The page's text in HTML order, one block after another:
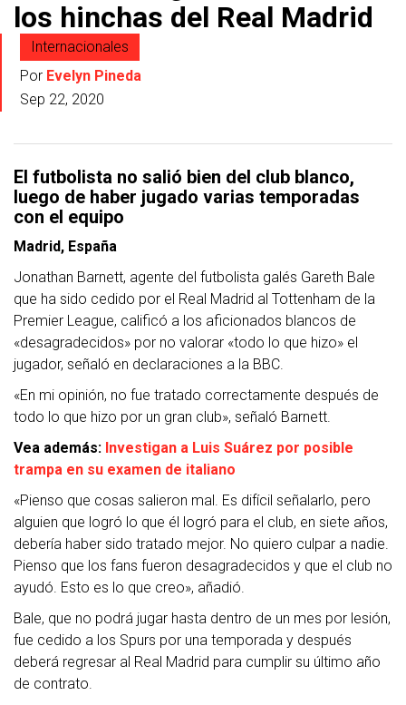
los hinchas del Real Madrid
Internacionales
Por Evelyn Pineda
Sep 22, 2020
El futbolista no salió bien del club blanco,
luego de haber jugado varias temporadas
con el equipo
Madrid, España
Jonathan Barnett, agente del futbolista galés Gareth Bale
que ha sido cedido por el Real Madrid al Tottenham de la
Premier League, calificó a los aficionados blancos de
«desagradecidos» por no valorar «todo lo que hizo» el
jugador, señaló en declaraciones a la BBC.
«En mi opinión, no fue tratado correctamente después de
todo lo que hizo por un gran club», señaló Barnett.
Vea además: Investigan a Luis Suárez por posible
trampa en su examen de italiano
«Pienso que cosas salieron mal. Es difícil señalarlo, pero
alguien que logró lo que él logró para el club, en siete años,
debería haber sido tratado mejor. No quiero culpar a nadie.
Pienso que los fans fueron desagradecidos y que el club no
ayudó. Esto es lo que creo», añadió.
Bale, que no podrá jugar hasta dentro de un mes por lesión,
fue cedido a los Spurs por una temporada y después
deberá regresar al Real Madrid para cumplir su último año
de contrato.